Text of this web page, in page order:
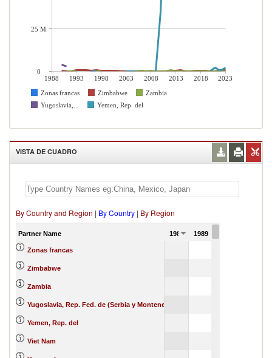
1988 1993 1998 2003 2008 2013 2018
2023
Zonas francas
Zimbabwe
Zambia
Yugoslavia,...
Yemen, Rep. del
25 M
0
VISTA DE CUADRO
By Country and Region | By Country | By Region
Partner Name 1988 1989
Zonas francas
Zimbabwe
Zambia
Yugoslavia, Rep. Fed. de (Serbia y Montenegro)
Yemen, Rep. del
Viet Nam